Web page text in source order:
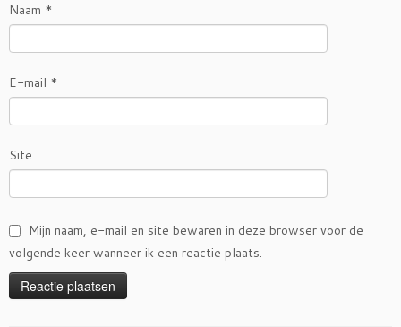
Naam *
E-mail *
Site
Mijn naam, e-mail en site bewaren in deze browser voor de
volgende keer wanneer ik een reactie plaats.